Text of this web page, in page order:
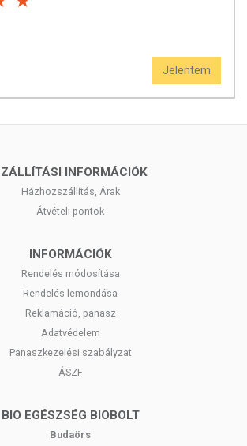
Jelentem
INFORMÁCIÓK
Házhozszállítás, Árak
Átvételi pontok
INFORMÁCIÓK
Rendelés módosítása
Rendelés lemondása
Reklamáció, panasz
Adatvédelem
Panaszkezelési szabályzat
ÁSZF
BIO EGÉSZSÉG BIOBOLT
Budaörs